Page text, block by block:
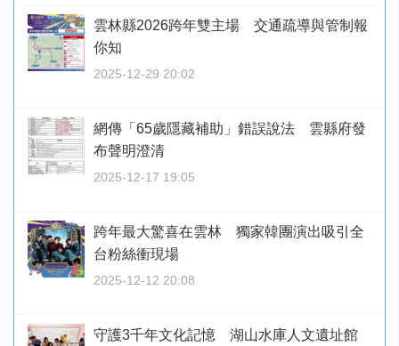
雲林縣2026跨年雙主場 交通疏導與管制報
你知
2025-12-29 20:02
網傳「65歲隱藏補助」錯誤說法 雲縣府發
布聲明澄清
2025-12-17 19:05
跨年最大驚喜在雲林 獨家韓團演出吸引全
台粉絲衝現場
2025-12-12 20:08
守護3千年文化記憶 湖山水庫人文遺址館